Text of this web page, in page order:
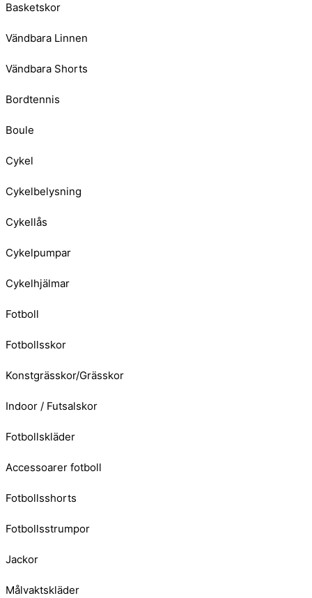
Basketskor
Vändbara Linnen
Vändbara Shorts
Bordtennis
Boule
Cykel
Cykelbelysning
Cykellås
Cykelpumpar
Cykelhjälmar
Fotboll
Fotbollsskor
Konstgrässkor/Grässkor
Indoor / Futsalskor
Fotbollskläder
Accessoarer fotboll
Fotbollsshorts
Fotbollsstrumpor
Jackor
Målvaktskläder